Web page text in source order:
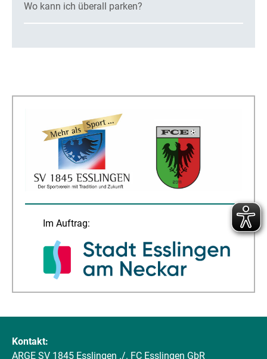
Wo kann ich überall parken?
Im Auftrag:
Kontakt:
ARGE SV 1845 Esslingen ./. FC Esslingen GbR